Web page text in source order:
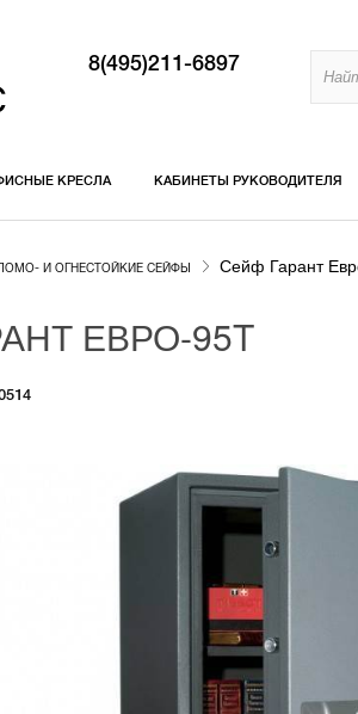
8(495)211-6897
КРЕСЛА КАБИНЕТЫ РУКОВОДИТЕЛЯ
И ОГНЕСТОЙКИЕ СЕЙФЫ Сейф Гарант
ЕВРО-95T